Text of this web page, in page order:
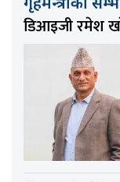
गृहमन्त्रीका
डिआइजी रमेश